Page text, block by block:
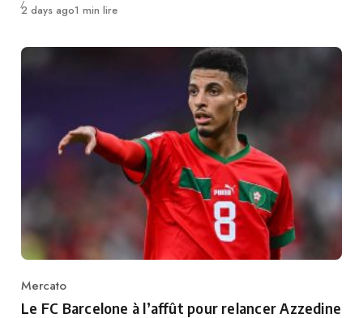
Publié
2 days ago1 min lire
Category
Mercato
Le FC Barcelone à l’affût pour relancer Azzedine